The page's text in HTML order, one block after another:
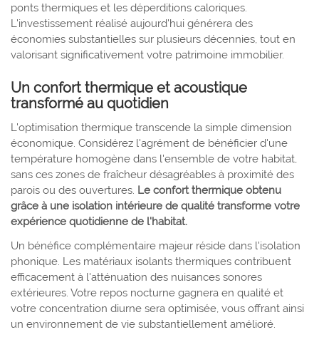
ponts thermiques et les déperditions caloriques.
L'investissement réalisé aujourd'hui générera des
économies substantielles sur plusieurs décennies, tout en
valorisant significativement votre patrimoine immobilier.
Un confort thermique et acoustique
transformé au quotidien
L'optimisation thermique transcende la simple dimension
économique. Considérez l'agrément de bénéficier d'une
température homogène dans l'ensemble de votre habitat,
sans ces zones de fraîcheur désagréables à proximité des
parois ou des ouvertures. Le confort thermique obtenu
grâce à une isolation intérieure de qualité transforme votre
expérience quotidienne de l'habitat.
Un bénéfice complémentaire majeur réside dans l'isolation
phonique. Les matériaux isolants thermiques contribuent
efficacement à l'atténuation des nuisances sonores
extérieures. Votre repos nocturne gagnera en qualité et
votre concentration diurne sera optimisée, vous offrant ainsi
un environnement de vie substantiellement amélioré.